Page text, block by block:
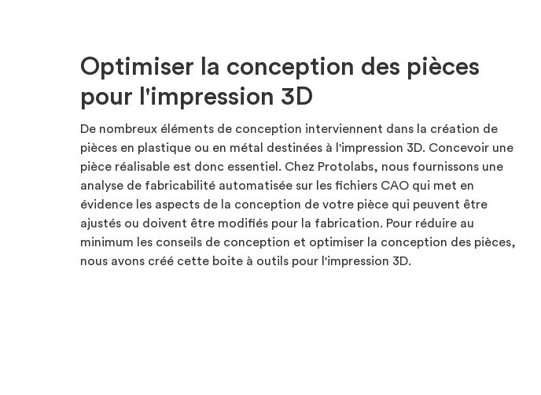
Optimiser la conception des pièces
pour l'impression 3D
De nombreux éléments de conception interviennent dans la création de
pièces en plastique ou en métal destinées à l'impression 3D. Concevoir une
pièce réalisable est donc essentiel. Chez Protolabs, nous fournissons une
analyse de fabricabilité automatisée sur les fichiers CAO qui met en
évidence les aspects de la conception de votre pièce qui peuvent être
ajustés ou doivent être modifiés pour la fabrication. Pour réduire au
minimum les conseils de conception et optimiser la conception des pièces,
nous avons créé cette boite à outils pour l'impression 3D.